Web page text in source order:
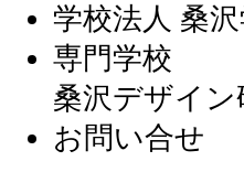
学校法人 桑沢
専門学校
桑沢デザイン
お問い合せ